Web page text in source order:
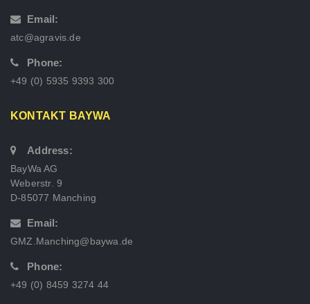
Email:
atc@agravis.de
Phone:
+49 (0) 5935 9393 300
KONTAKT BAYWA
Address:
BayWa AG
Weberstr. 9
D-85077 Manching
Email:
GMZ.Manching@baywa.de
Phone:
+49 (0) 8459 3274 44